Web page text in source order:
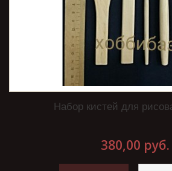
Набор кистей для
380,00 руб.